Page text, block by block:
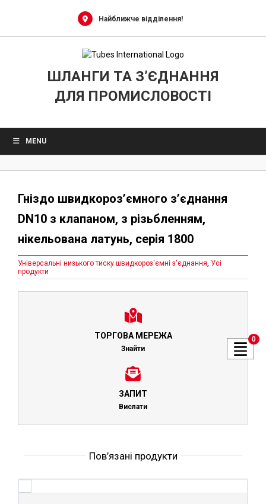
Найближче відділення!
ШЛАНГИ ТА З’ЄДНАННЯ
ДЛЯ ПРОМИСЛОВОСТІ
MENU
Гніздо швидкороз’ємного з’єднання
DN10 з клапаном, з різьбленням,
нікельована латунь, серія 1800
Універсальні низького тиску швидкороз'ємні з'єднання, Усі
продукти
ТОРГОВА МЕРЕЖА
Знайти
ЗАПИТ
Вислати
Пов’язані продукти
0